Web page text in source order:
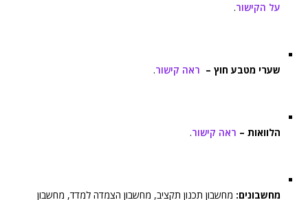
על הקישור.
שערי מטבע חוץ – ראה קישור.
הלוואות – ראה קישור.
מחשבונים: מחשבון תכנון תקציב, מחשבון הצמדה למדד, מחשבון